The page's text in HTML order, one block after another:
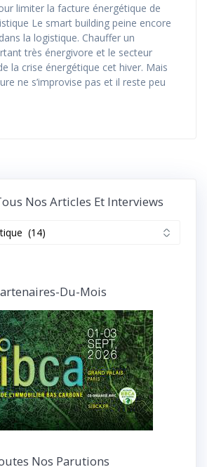
limiter la facture énergétique de
Le smart building peine encore
la logistique. Chauffer un
très énergivore et le secteur
la crise énergétique cet hiver. Mais
ne s’improvise pas et il reste peu
Nos Articles Et Interviews
interviews
Du-Mois
Nos Parutions